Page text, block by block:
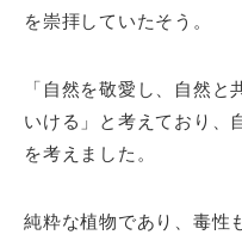
を崇拝していたそう。
「自然を敬愛し、自然
いける」と考えており、
を考えました。
純粋な植物であり、毒性